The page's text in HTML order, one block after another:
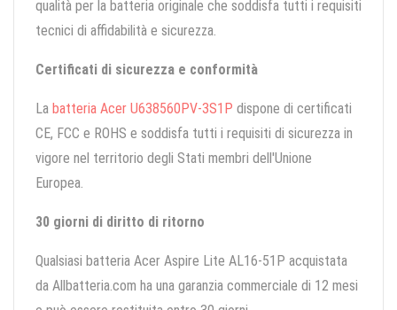
qualità per la batteria originale che soddisfa tutti i requisiti
tecnici di affidabilità e sicurezza.
Certificati di sicurezza e conformità
La batteria Acer U638560PV-3S1P dispone di certificati
CE, FCC e ROHS e soddisfa tutti i requisiti di sicurezza in
vigore nel territorio degli Stati membri dell'Unione
Europea.
30 giorni di diritto di ritorno
Qualsiasi batteria Acer Aspire Lite AL16-51P acquistata
da Allbatteria.com ha una garanzia commerciale di 12 mesi